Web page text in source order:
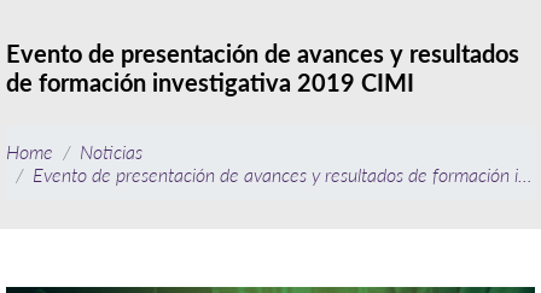
Evento de presentación de avances y resultados
de formación investigativa 2019 CIMI
Home
Noticias
Evento de presentación de avances y resultados de formación